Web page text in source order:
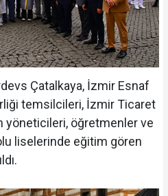
Çatalkaya, İzmir Esnaf
temsilcileri, İzmir Ticaret
yöneticileri, öğretmenler ve
liselerinde eğitim gören